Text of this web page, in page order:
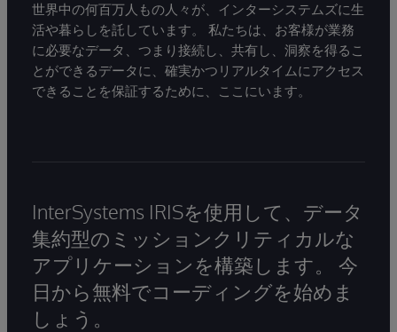
世界中の何百万人もの人々が、インターシステムズに生
活や暮らしを託しています。 私たちは、お客様が業務
に必要なデータ、つまり接続し、共有し、洞察を得るこ
とができるデータに、確実かつリアルタイムにアクセス
できることを保証するために、ここにいます。
InterSystems IRISを使用して、データ
集約型のミッションクリティカルな
アプリケーションを構築します。 今
日から無料でコーディングを始めま
しょう。